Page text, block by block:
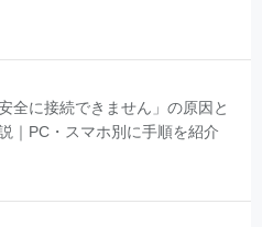
全に接続できません」の原因と
｜PC・スマホ別に手順を紹介